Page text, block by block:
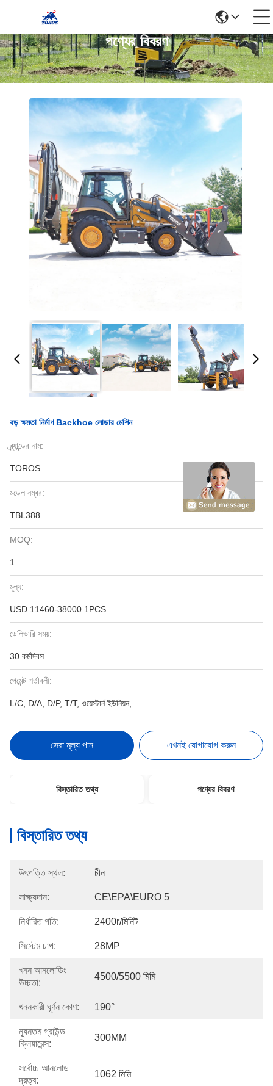
পণ্যের বিবরণ
বড় ক্ষমতা নির্মাণ Backhoe লোডার মেশিন
ব্র্যান্ডের নাম:
TOROS
মডেল নম্বর:
TBL388
MOQ:
1
মূল্য:
USD 11460-38000 1PCS
ডেলিভারি সময়:
30 কর্মদিবস
পেমেন্ট শর্তাবলী:
L/C, D/A, D/P, T/T, ওয়েস্টার্ন ইউনিয়ন,
সেরা মূল্য পান এখনই যোগাযোগ করুন
বিস্তারিত তথ্য পণ্যের বিবরণ
বিস্তারিত তথ্য
উৎপত্তি স্থল: চীন
সাক্ষ্যদান: CE\EPA\EURO 5
নির্ধারিত গতি: 2400r/মিনিট
সিস্টেম চাপ: 28MP
খনন আনলোডিং
উচ্চতা:
4500/5500 মিমি
খননকারী ঘূর্ণন কোণ: 190°
ন্যূনতম গ্রাউন্ড
ক্লিয়ারেন্স:
300MM
সর্বোচ্চ আনলোড
দূরত্ব:
1062 মিমি